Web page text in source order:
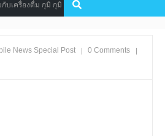
รื่องดื่ม กุมิ กุมิ แจกฟรี Item Code ลุ้นคริสตัลสูงสุดกว่
News Special Post | 0 Comments
|